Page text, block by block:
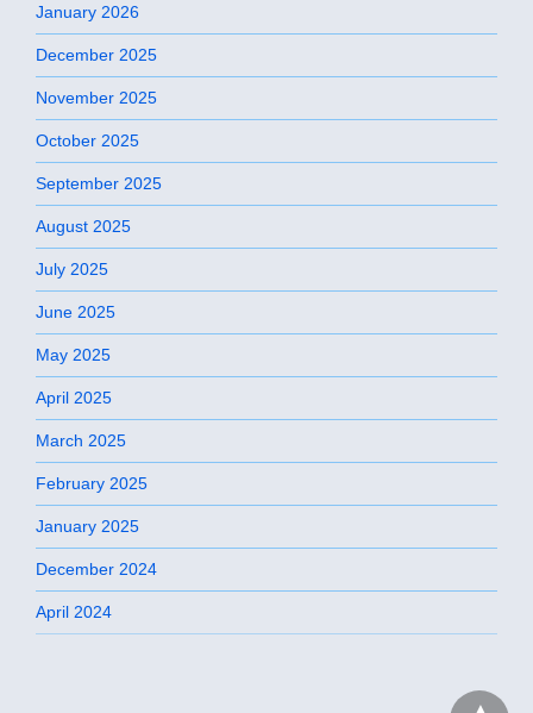
January 2026
December 2025
November 2025
October 2025
September 2025
August 2025
July 2025
June 2025
May 2025
April 2025
March 2025
February 2025
January 2025
December 2024
April 2024